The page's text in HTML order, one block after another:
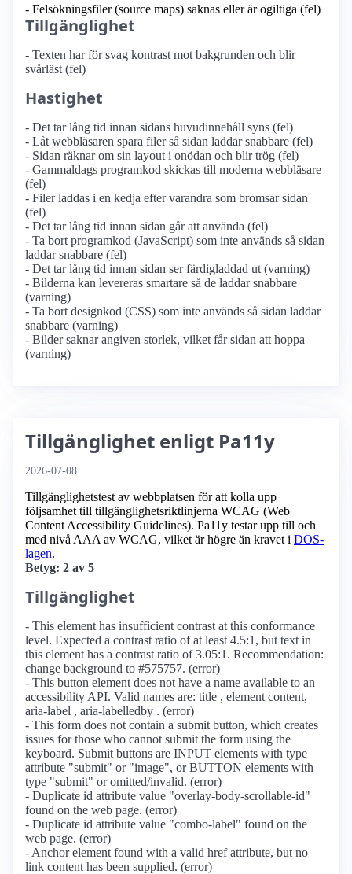
- Felsökningsfiler (source maps) saknas eller är ogiltiga (fel)
Tillgänglighet
- Texten har för svag kontrast mot bakgrunden och blir
svårläst (fel)
Hastighet
- Det tar lång tid innan sidans huvudinnehåll syns (fel)
- Låt webbläsaren spara filer så sidan laddar snabbare (fel)
- Sidan räknar om sin layout i onödan och blir trög (fel)
- Gammaldags programkod skickas till moderna webbläsare
(fel)
- Filer laddas i en kedja efter varandra som bromsar sidan
(fel)
- Det tar lång tid innan sidan går att använda (fel)
- Ta bort programkod (JavaScript) som inte används så sidan
laddar snabbare (fel)
- Det tar lång tid innan sidan ser färdigladdad ut (varning)
- Bilderna kan levereras smartare så de laddar snabbare
(varning)
- Ta bort designkod (CSS) som inte används så sidan laddar
snabbare (varning)
- Bilder saknar angiven storlek, vilket får sidan att hoppa
(varning)
Tillgänglighet enligt Pa11y
2026-07-08
Tillgänglighetstest av webbplatsen för att kolla upp
följsamhet till tillgänglighets­riktlinjerna WCAG (Web
Content Accessibility Guidelines). Pa11y testar upp till och
med nivå AAA av WCAG, vilket är högre än kravet i DOS-
lagen.
Betyg: 2 av 5
Tillgänglighet
- This element has insufficient contrast at this conformance
level. Expected a contrast ratio of at least 4.5:1, but text in
this element has a contrast ratio of 3.05:1. Recommendation:
change background to #575757. (error)
- This button element does not have a name available to an
accessibility API. Valid names are: title , element content,
aria-label , aria-labelledby . (error)
- This form does not contain a submit button, which creates
issues for those who cannot submit the form using the
keyboard. Submit buttons are INPUT elements with type
attribute "submit" or "image", or BUTTON elements with
type "submit" or omitted/invalid. (error)
- Duplicate id attribute value "overlay-body-scrollable-id"
found on the web page. (error)
- Duplicate id attribute value "combo-label" found on the
web page. (error)
- Anchor element found with a valid href attribute, but no
link content has been supplied. (error)